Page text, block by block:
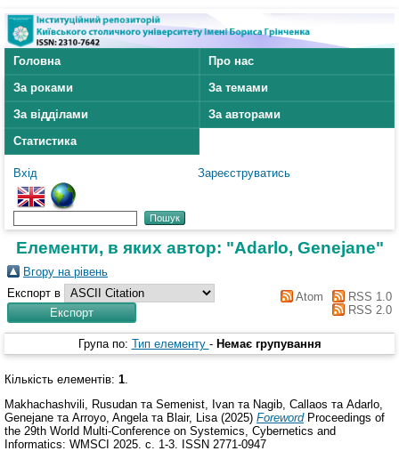
Головна
Про нас
За роками
За темами
За відділами
За авторами
Статистика
Вхід Зареєструватись
Елементи, в яких автор: "Adarlo, Genejane"
Вгору на рівень
Експорт в
Atom
RSS 1.0
RSS 2.0
Група по: Тип елементу - Немає групування
Кількість елементів: 1.
Makhachashvili, Rusudan та Semenist, Ivan та Nagib, Callaos та Adarlo,
Genejane та Arroyo, Angela та Blair, Lisa (2025) ForewordProceedings of
the 29th World Multi-Conference on Systemics, Cybernetics and
Informatics: WMSCI 2025. с. 1-3. ISSN 2771-0947